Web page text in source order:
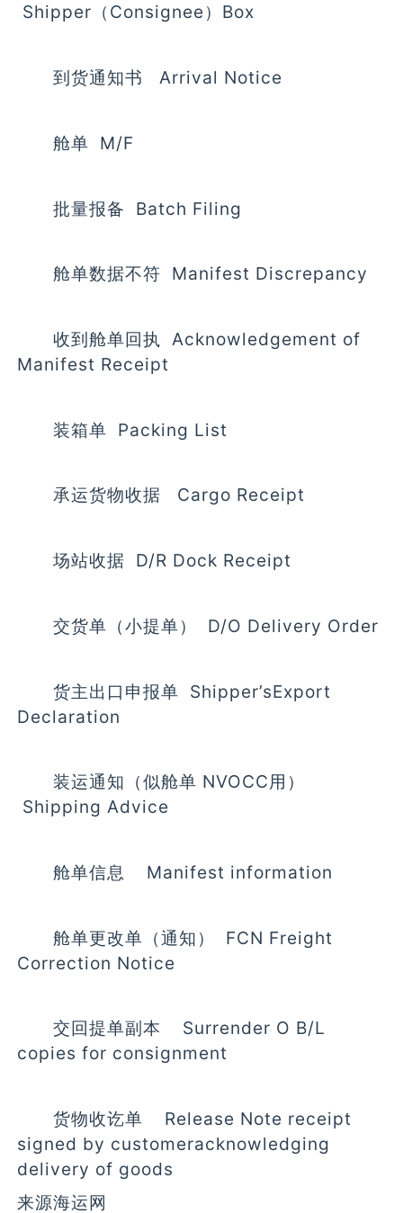
Shipper（Consignee）Box
到货通知书 Arrival Notice
舱单 M/F
批量报备 Batch Filing
舱单数据不符 Manifest Discrepancy
收到舱单回执 Acknowledgement of
Manifest Receipt
装箱单 Packing List
承运货物收据 Cargo Receipt
场站收据 D/R Dock Receipt
交货单（小提单） D/O Delivery Order
货主出口申报单 Shipper’sExport
Declaration
装运通知（似舱单 NVOCC用）
Shipping Advice
舱单信息 Manifest information
舱单更改单（通知） FCN Freight
Correction Notice
交回提单副本 Surrender O B/L
copies for consignment
货物收讫单 Release Note receipt
signed by customeracknowledging
delivery of goods
来源海运网